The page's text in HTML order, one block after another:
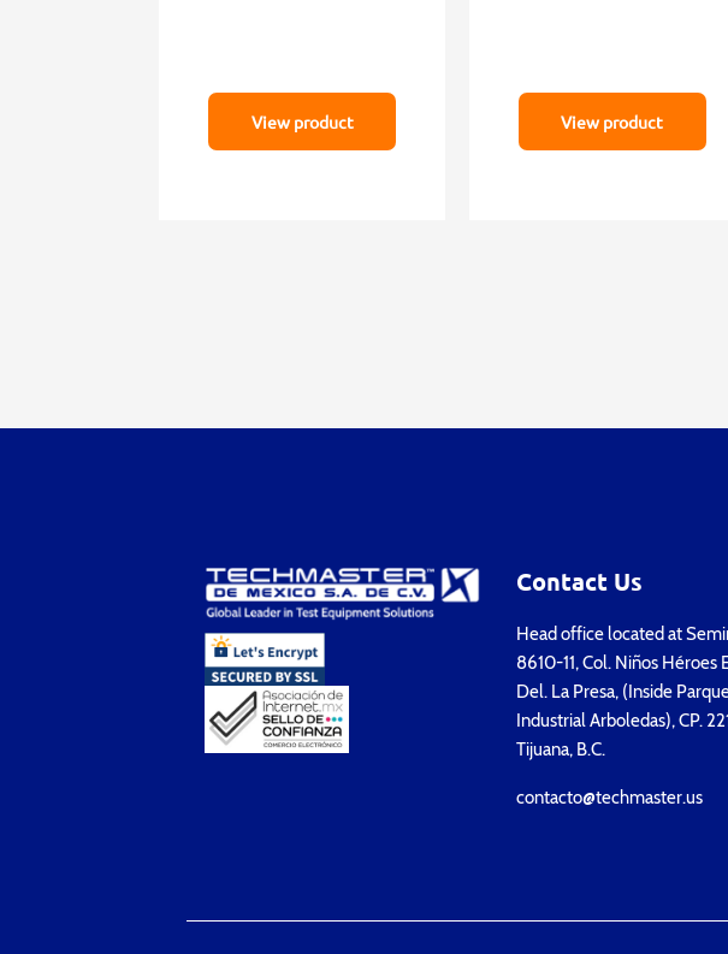
View product View product
Contact Us
Head office located at
8610-11, Col. Niños Héroes
Del. La Presa, (Inside
Industrial Arboledas), CP.
Tijuana, B.C.
contacto@techmaster.us